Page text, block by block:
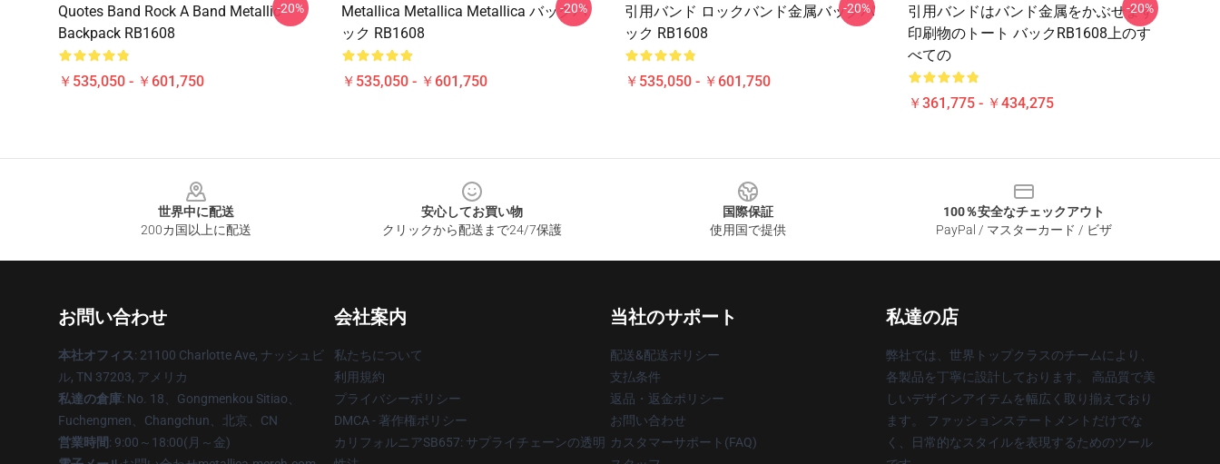
Quotes Band Rock A Band Metallic
Backpack RB1608
￥535,050 - ￥601,750
-20%
Metallica Metallica Metallica バックパ
ック RB1608
￥535,050 - ￥601,750
-20%
引用バンド ロックバンド金属バックパ
ック RB1608
￥535,050 - ￥601,750
-20%
引用バンドはバンド金属をかぶせます
印刷物のトート バックRB1608上のす
べての
￥361,775 - ￥434,275
-20%
世界中に配送
200カ国以上に配送
安心してお買い物
クリックから配送まで24/7保護
国際保証
使用国で提供
100％安全なチェックアウト
PayPal / マスターカード / ビザ
お問い合わせ
本社オフィス: 21100 Charlotte Ave, ナッシュビ
ル, TN 37203, アメリカ
私達の倉庫: No. 18、Gongmenkou Sitiao、
Fuchengmen、Changchun、北京、CN
営業時間: 9:00～18:00(月～金)
会社案内
私たちについて
利用規約
プライバシーポリシー
DMCA - 著作権ポリシー
カリフォルニアSB657: サプライチェーンの透明
当社のサポート
配送&配送ポリシー
支払条件
返品・返金ポリシー
お問い合わせ
カスタマーサポート(FAQ)
私達の店
弊社では、世界トップクラスのチームにより、
各製品を丁寧に設計しております。 高品質で美
しいデザインアイテムを幅広く取り揃えており
ます。 ファッションステートメントだけでな
く、日常的なスタイルを表現するためのツール